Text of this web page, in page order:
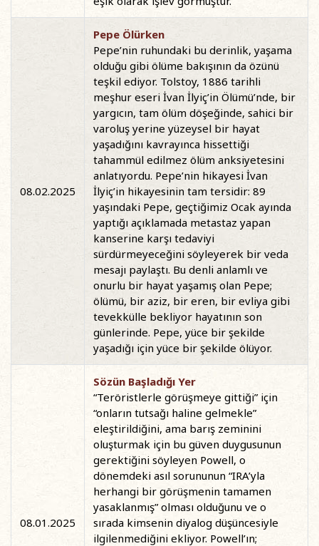
08.02.2025
Pepe Ölürken
Pepe’nin ruhundaki bu derinlik, yaşama
olduğu gibi ölüme bakışının da özünü
teşkil ediyor. Tolstoy, 1886 tarihli
meşhur eseri İvan İlyiç’in Ölümü’nde, bir
yargıcın, tam ölüm döşeğinde, sahici bir
varoluş yerine yüzeysel bir hayat
yaşadığını kavrayınca hissettiği
tahammül edilmez ölüm anksiyetesini
anlatıyordu. Pepe’nin hikayesi İvan
İlyiç’in hikayesinin tam tersidir: 89
yaşındaki Pepe, geçtiğimiz Ocak ayında
yaptığı açıklamada metastaz yapan
kanserine karşı tedaviyi
sürdürmeyeceğini söyleyerek bir veda
mesajı paylaştı. Bu denli anlamlı ve
onurlu bir hayat yaşamış olan Pepe;
ölümü, bir aziz, bir eren, bir evliya gibi
tevekkülle bekliyor hayatının son
günlerinde. Pepe, yüce bir şekilde
yaşadığı için yüce bir şekilde ölüyor.
08.01.2025
Sözün Başladığı Yer
“Teröristlerle görüşmeye gittiği” için
“onların tutsağı haline gelmekle”
eleştirildiğini, ama barış zeminini
oluşturmak için bu güven duygusunun
gerektiğini söyleyen Powell, o
dönemdeki asıl sorununun “IRA’yla
herhangi bir görüşmenin tamamen
yasaklanmış” olması olduğunu ve o
sırada kimsenin diyalog düşüncesiyle
ilgilenmediğini ekliyor. Powell’ın;